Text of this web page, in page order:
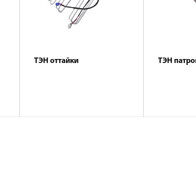
ТЭН оттайки ТЭН